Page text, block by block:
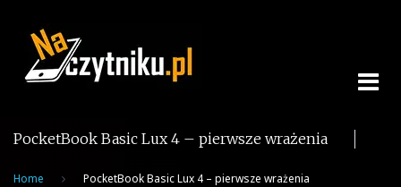
content
PocketBook Basic Lux 4 – pierwsze wrażenia
Home PocketBook Basic Lux 4 – pierwsze wrażenia